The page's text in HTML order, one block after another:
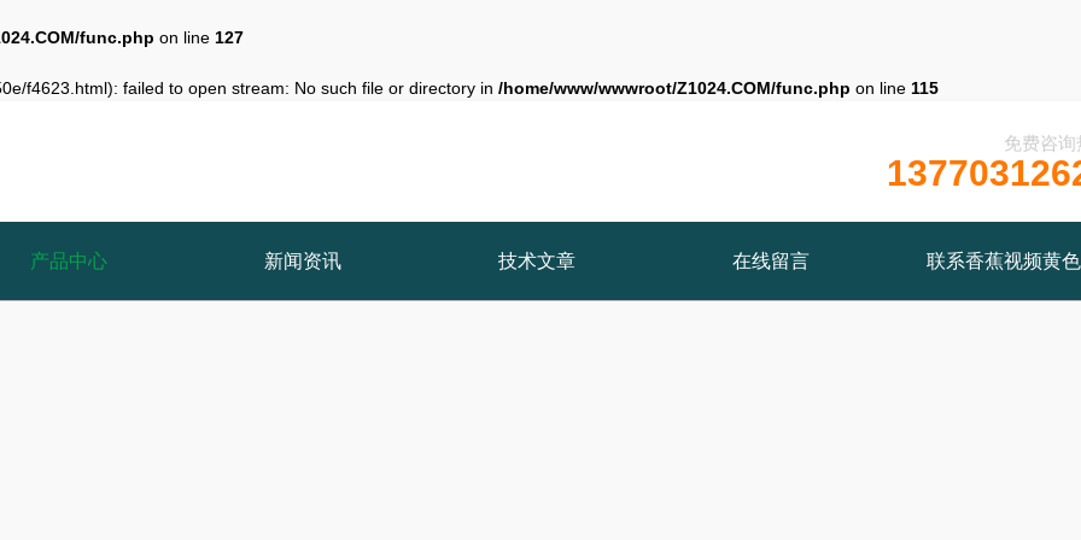
func.php on line 127
f4623.html): failed to open stream: No such file or directory in /home/www/wwwroot/Z1024.COM/func.php on line 115
免费咨询
产品中心 新闻资讯 技术文章 在线留言 联系香蕉视频黄色